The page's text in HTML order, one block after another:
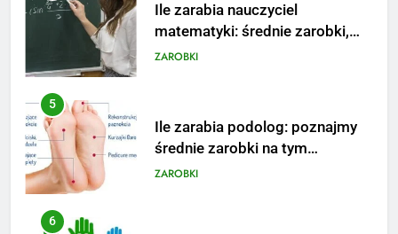
Ile zarabia podolog: poznajmy
średnie zarobki na tym
stanowisku
ZAROBKI
6
Akcje charytatywne w szkole:
pomysły i przykłady, które
zainspirują
ZAROBKI
7